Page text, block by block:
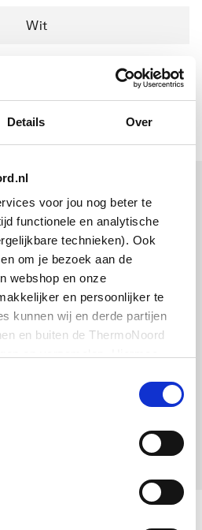
Details Over
voor jou nog beter te
functionele en analytische
technieken). Ook
om je bezoek aan de
webshop en onze
en persoonlijker te
kunnen wij en derde partijen
en buiten de ThermoNoord
aan. We slaan je
Wit
m. legionella-